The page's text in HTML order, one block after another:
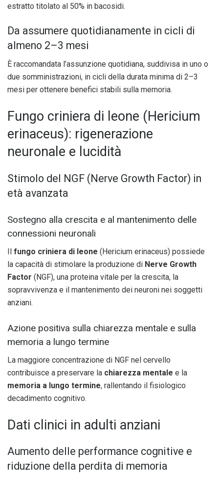
estratto titolato al 50% in bacosidi.
Da assumere quotidianamente in cicli di
almeno 2–3 mesi
È raccomandata l’assunzione quotidiana, suddivisa in uno o
due somministrazioni, in cicli della durata minima di 2–3
mesi per ottenere benefici stabili sulla memoria.
Fungo criniera di leone (Hericium
erinaceus): rigenerazione
neuronale e lucidità
Stimolo del NGF (Nerve Growth Factor) in
età avanzata
Sostegno alla crescita e al mantenimento delle
connessioni neuronali
Il fungo criniera di leone (Hericium erinaceus) possiede
la capacità di stimolare la produzione di Nerve Growth
Factor (NGF), una proteina vitale per la crescita, la
sopravvivenza e il mantenimento dei neuroni nei soggetti
anziani.
Azione positiva sulla chiarezza mentale e sulla
memoria a lungo termine
La maggiore concentrazione di NGF nel cervello
contribuisce a preservare la chiarezza mentale e la
memoria a lungo termine, rallentando il fisiologico
decadimento cognitivo.
Dati clinici in adulti anziani
Aumento delle performance cognitive e
riduzione della perdita di memoria